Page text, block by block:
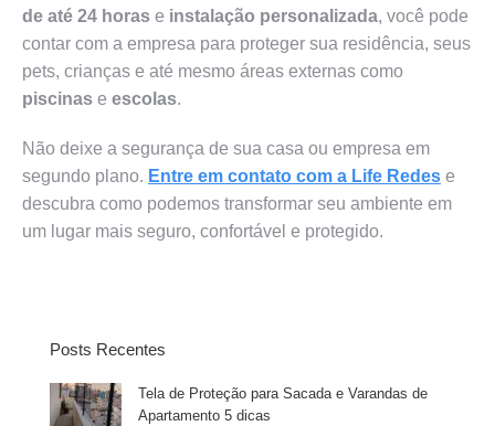
de até 24 horas e instalação personalizada, você pode
contar com a empresa para proteger sua residência, seus
pets, crianças e até mesmo áreas externas como
piscinas e escolas.
Não deixe a segurança de sua casa ou empresa em
segundo plano. Entre em contato com a Life Redes e
descubra como podemos transformar seu ambiente em
um lugar mais seguro, confortável e protegido.
Posts Recentes
Tela de Proteção para Sacada e Varandas de
Apartamento 5 dicas